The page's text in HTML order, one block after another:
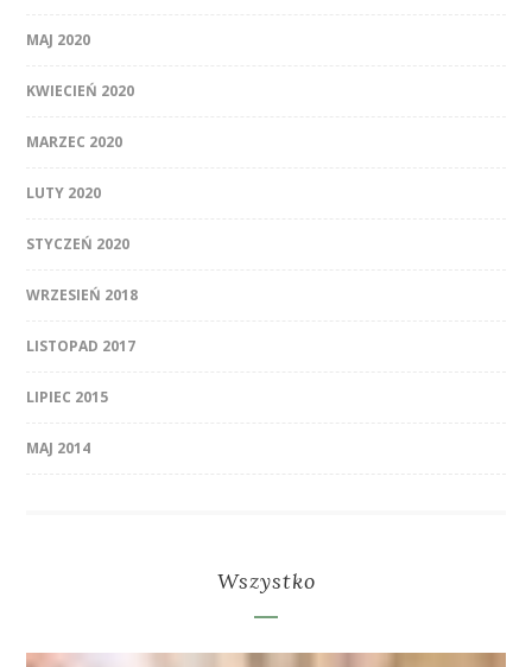
MAJ 2020
KWIECIEŃ 2020
MARZEC 2020
LUTY 2020
STYCZEŃ 2020
WRZESIEŃ 2018
LISTOPAD 2017
LIPIEC 2015
MAJ 2014
Wszystko